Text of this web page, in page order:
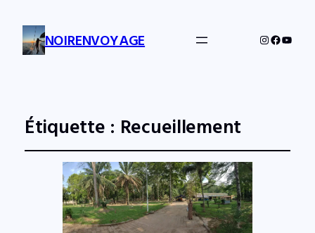
NOIRENVOYAGE Instagram
Étiquette : Recueillement